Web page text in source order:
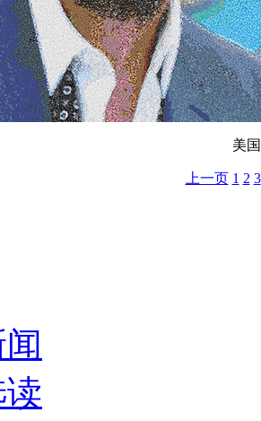
美
上一页 1 2 3